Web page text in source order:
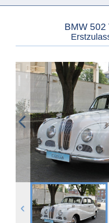
BMW 502